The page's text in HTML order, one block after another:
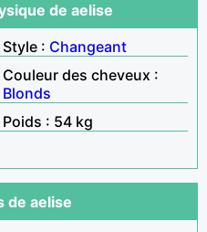
de aelise
Style : Changeant
Couleur des cheveux :
Blonds
Poids : 54 kg
de aelise